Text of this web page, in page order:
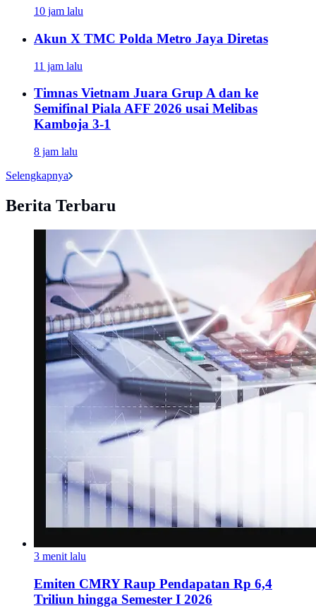
10 jam lalu
Akun X TMC Polda Metro Jaya Diretas
11 jam lalu
Timnas Vietnam Juara Grup A dan ke
Semifinal Piala AFF 2026 usai Melibas
Kamboja 3-1
8 jam lalu
Selengkapnya
Berita Terbaru
3 menit lalu
Emiten CMRY Raup Pendapatan Rp 6,4
Triliun hingga Semester I 2026